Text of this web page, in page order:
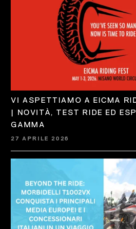
VI ASPETTIAMO A EICMA
| NOVITÀ, TEST RIDE ED
GAMMA
27 APRILE 2026